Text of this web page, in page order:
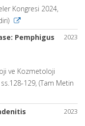
Kongresi 2024,
2023
Pemphigus
ve Kozmetoloji
129, (Tam Metin
2023